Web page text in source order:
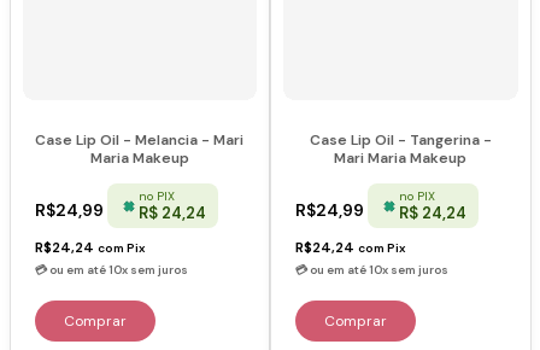
Case Lip Oil - Melancia - Mari
Maria Makeup
R$24,99
no PIX
R$ 24,24
R$24,24 com Pix
Case Lip Oil - Tangerina -
Mari Maria Makeup
R$24,99
no PIX
R$ 24,24
R$24,24 com Pix